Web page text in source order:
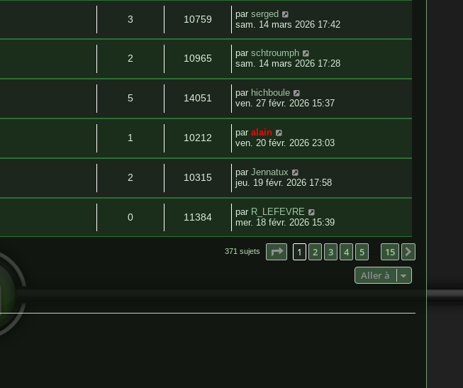
3 10759 par serged
sam. 14 mars 2026 17:42
2 10965 par schtroumph
sam. 14 mars 2026 17:28
5 14051 par hichboule
ven. 27 févr. 2026 15:37
1 10212 par alain
ven. 20 févr. 2026 23:03
2 10315 par Jennatux
jeu. 19 févr. 2026 17:58
0 11384 par R_LEFEVRE
mer. 18 févr. 2026 15:39
371 sujets Page sur15
1 2 3 4 5 15
Aller à